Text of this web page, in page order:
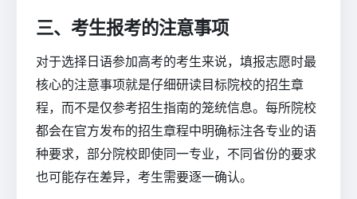
三、考生报考的注意事项
对于选择日语参加高考的考生来说，填报志愿时最
核心的注意事项就是仔细研读目标院校的招生章
程，而不是仅参考招生指南的笼统信息。每所院校
都会在官方发布的招生章程中明确标注各专业的语
种要求，部分院校即使同一专业，不同省份的要求
也可能存在差异，考生需要逐一确认。